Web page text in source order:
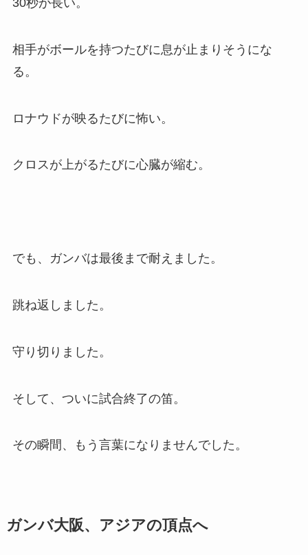
相手がボールを持つたびに息が止まりそうにな
る。
ロナウドが映るたびに怖い。
クロスが上がるたびに心臓が縮む。
でも、ガンバは最後まで耐えました。
跳ね返しました。
守り切りました。
そして、ついに試合終了の笛。
その瞬間、もう言葉になりませんでした。
ガンバ大阪、アジアの頂点へ